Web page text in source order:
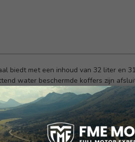
biedt met een inhoud van 32 liter en
water beschermde koffers zijn
om jouw bagage erin te stoppen.
er een aanbevolen maximale